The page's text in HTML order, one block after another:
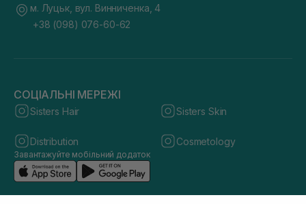
м. Луцьк, вул. Винниченка, 4
+38 (098) 076-60-62
СОЦІАЛЬНІ МЕРЕЖІ
Sisters Hair Sisters Skin
Distribution Cosmetology
Завантажуйте мобільний додаток